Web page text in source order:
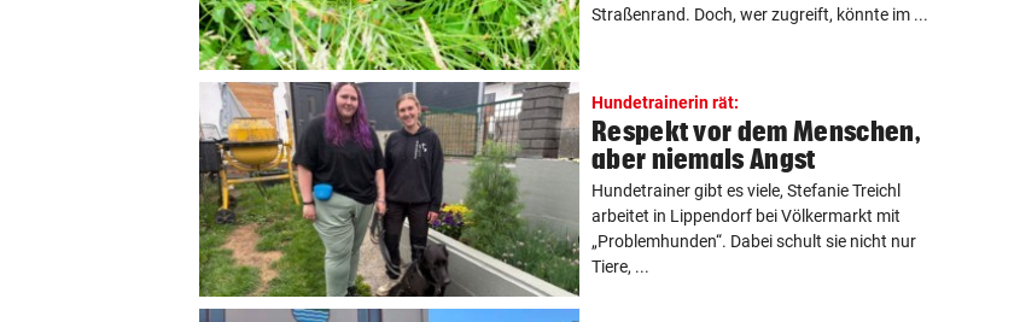
Straßenrand. Doch, wer zugreift, könnte im ...
Hundetrainerin rät:
Respekt vor dem Menschen,
aber niemals Angst
Hundetrainer gibt es viele, Stefanie Treichl
arbeitet in Lippendorf bei Völkermarkt mit
„Problemhunden“. Dabei schult sie nicht nur
Tiere, ...